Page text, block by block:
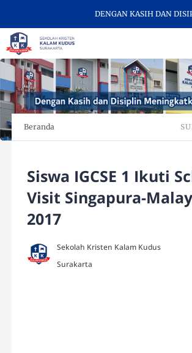
DENGAN KASIH DAN
Beranda
Siswa IGCSE 1 Ikuti
Visit Singapura-
2017
Sekolah Kristen Kalam Kudus
Surakarta